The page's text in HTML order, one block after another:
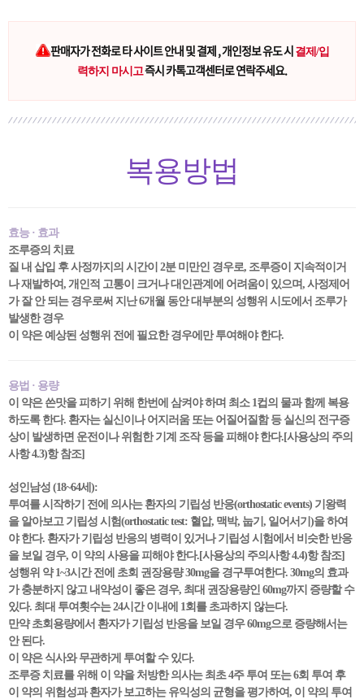
판매자가 전화로 타 사이트 안내 및 결제 , 개인정보 유도 시 결제/입
력하지 마시고즉시 카톡고객센터로 연락주세요.
복용방법
효능 · 효과
조루증의 치료
질 내 삽입 후 사정까지의 시간이 2분 미만인 경우로, 조루증이 지속적이거
나 재발하여, 개인적 고통이 크거나 대인관계에 어려움이 있으며, 사정제어
가 잘 안 되는 경우로써 지난 6개월 동안 대부분의 성행위 시도에서 조루가
발생한 경우
이 약은 예상된 성행위 전에 필요한 경우에만 투여해야 한다.
용법 · 용량
이 약은 쓴맛을 피하기 위해 한번에 삼켜야 하며 최소 1컵의 물과 함께 복용
하도록 한다. 환자는 실신이나 어지러움 또는 어질어질함 등 실신의 전구증
상이 발생하면 운전이나 위험한 기계 조작 등을 피해야 한다.[사용상의 주의
사항 4.3)항 참조]
성인남성 (18~64세):
투여를 시작하기 전에 의사는 환자의 기립성 반응(orthostatic events) 기왕력
을 알아보고 기립성 시험(orthostatic test: 혈압, 맥박, 눕기, 일어서기)을 하여
야 한다. 환자가 기립성 반응의 병력이 있거나 기립성 시험에서 비슷한 반응
을 보일 경우, 이 약의 사용을 피해야 한다.[사용상의 주의사항 4.4)항 참조]
성행위 약 1~3시간 전에 초회 권장용량 30mg을 경구투여한다. 30mg의 효과
가 충분하지 않고 내약성이 좋은 경우, 최대 권장용량인 60mg까지 증량할 수
있다. 최대 투여횟수는 24시간 이내에 1회를 초과하지 않는다.
만약 초회용량에서 환자가 기립성 반응을 보일 경우 60mg으로 증량해서는
안 된다.
이 약은 식사와 무관하게 투여할 수 있다.
조루증 치료를 위해 이 약을 처방한 의사는 최초 4주 투여 또는 6회 투여 후
이 약의 위험성과 환자가 보고하는 유익성의 균형을 평가하여, 이 약의 투여